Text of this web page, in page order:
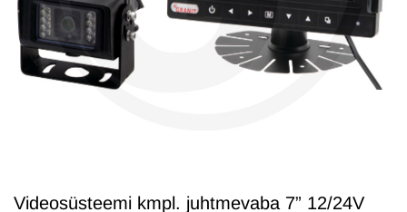
Videosüsteemi kmpl. juhtmevaba 7” 12/24V